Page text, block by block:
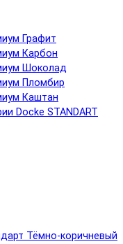
Графит
Карбон
Шоколад
Пломбир
Каштан
Docke STANDART
Тёмно-коричневый